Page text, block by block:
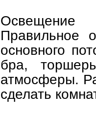
Освещение
Правильное
основного
бра,
атмосферы.
сделать